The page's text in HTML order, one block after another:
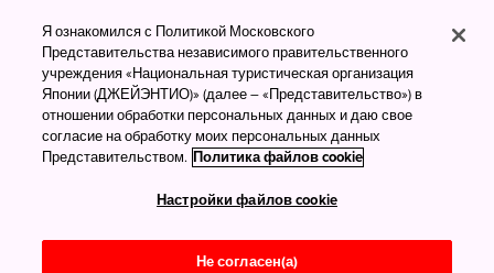
Пеший туризм в
Японии
Прогулки среди горных
красот
Из любого крупного японского города можно
возможностей для пешего туризма в стране по-
Я ознакомился с Политикой Московского
Представительства независимого правительственного
учреждения «Национальная туристическая организация
Японии (ДЖЕЙЭНТИО)» (далее – «Представительство») в
отношении обработки персональных данных и даю свое
согласие на обработку моих персональных данных
Представительством. Политика файлов cookie
Настройки файлов cookie
Не согласен(а)